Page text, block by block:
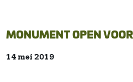
MONUMENT OPEN
14 mei 2019